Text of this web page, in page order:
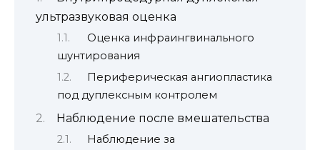
ультразвуковая оценка
Оценка инфраингвинального
шунтирования
Периферическая ангиопластика
под дуплексным контролем
Наблюдение после вмешательства
Наблюдение за